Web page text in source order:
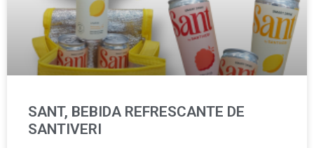
SANT, BEBIDA REFRESCANTE DE
SANTIVERI